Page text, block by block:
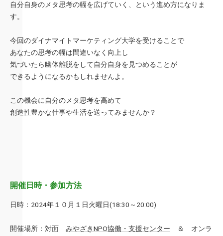
自分自身のメタ思考の幅を広げていく、という進め方になりま
す。
今回のダイナマイトマーケティング大学を受けることで
あなたの思考の幅は間違いなく向上し
気づいたら幽体離脱をして自分自身を見つめることが
できるようになるかもしれませんよ。
この機会に自分のメタ思考を高めて
創造性豊かな仕事や生活を送ってみませんか？
開催日時・参加方法
日時：2024年１０月１日火曜日(18:30～20:00)
開催場所：対面 みやざきNPO協働・支援センター ＆ オンラ